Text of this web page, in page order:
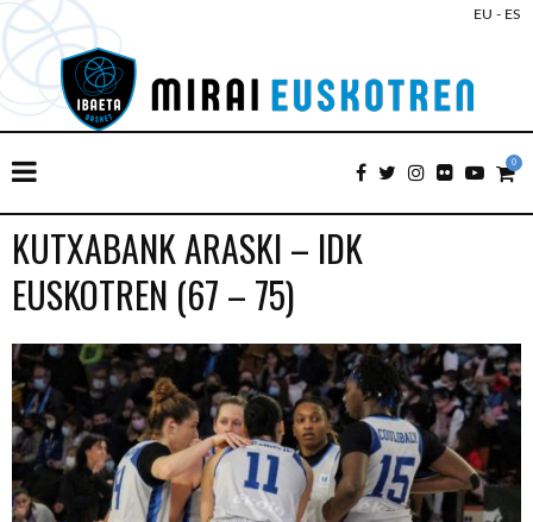
EU - ES
0
KUTXABANK ARASKI – IDK
EUSKOTREN (67 – 75)